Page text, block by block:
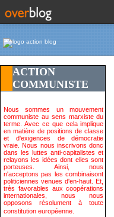
ACTION
COMMUNISTE
Nous sommes un mouvement
communiste au sens marxiste du
terme. Avec ce que cela implique
en matière de positions de classe
et d'exigences de démocratie
vraie. Nous nous inscrivons donc
dans les luttes anti-capitalistes et
relayons les idées dont elles sont
porteuses. Ainsi, nous
n'acceptons pas les combinaisont
politiciennes venues d'en-haut. Et,
très favorables aux coopérations
internationales, nous nous
opposons résolument à toute
constitution européenne.